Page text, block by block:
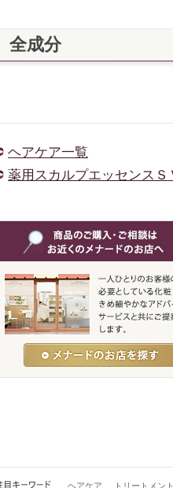
全成分
ヘアケア一覧
薬用スカルプエッセンス
ヘアケア トリートメン